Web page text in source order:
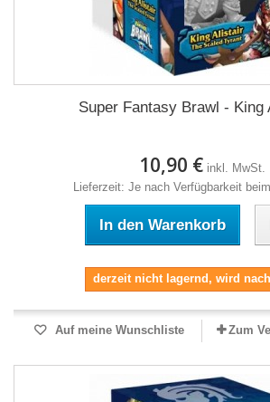
Super Fantasy Brawl - King
10,90 € inkl. MwSt.
Lieferzeit: Je nach Verfügbarkeit
In den Warenkorb
derzeit nicht lagernd, wird
Auf meine Wunschliste Zum